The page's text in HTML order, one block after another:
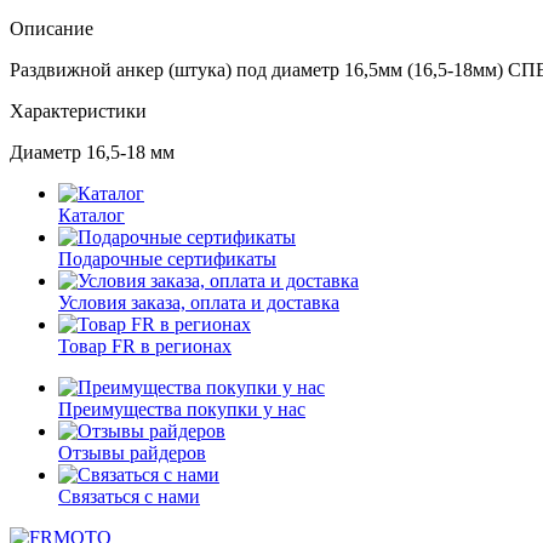
Описание
Раздвижной анкер (штука) под диаметр 16,5мм (16,5-18мм)
Характеристики
Диаметр 16,5-18 мм
Каталог
Подарочные сертификаты
Условия заказа, оплата и доставка
Товар FR в регионах
Преимущества покупки у нас
Отзывы райдеров
Связаться с нами